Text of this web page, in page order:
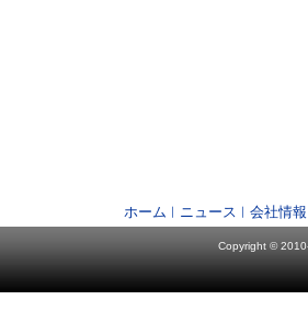
ホーム ニュース 会社情報
Copyright ©